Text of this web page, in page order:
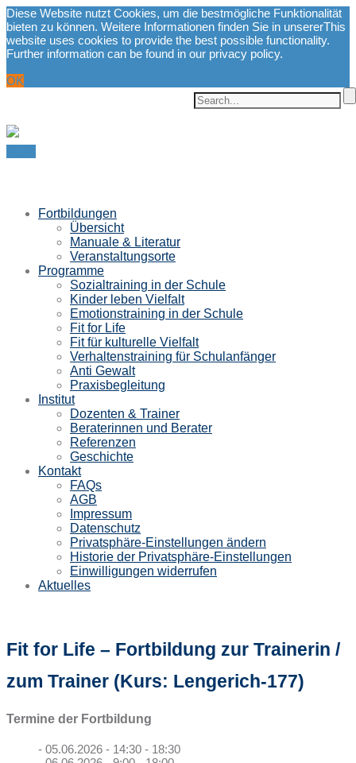
Diese Website nutzt Cookies, um die bestmögliche Funktionalität
bieten zu können. Weitere Informationen finden Sie in unsererThis
website uses cookies to provide the best possible functionality.
Further information can be found in our privacy policy.
OK
Fortbildungen
Übersicht
Manuale & Literatur
Veranstaltungsorte
Programme
Sozialtraining in der Schule
Kinder leben Vielfalt
Emotionstraining in der Schule
Fit for Life
Fit für kulturelle Vielfalt
Verhaltenstraining für Schulanfänger
Anti Gewalt
Praxisbegleitung
Institut
Dozenten & Trainer
Beraterinnen und Berater
Referenzen
Geschichte
Kontakt
FAQs
AGB
Impressum
Datenschutz
Privatsphäre-Einstellungen ändern
Historie der Privatsphäre-Einstellungen
Einwilligungen widerrufen
Aktuelles
Fit for Life – Fortbildung zur Trainerin /
zum Trainer (Kurs: Lengerich-177)
Termine der Fortbildung
- 05.06.2026 - 14:30 - 18:30